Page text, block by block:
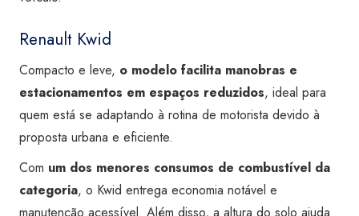
Renault Kwid
Compacto e leve, o modelo facilita manobras e
estacionamentos em espaços reduzidos, ideal para
quem está se adaptando à rotina de motorista devido à
proposta urbana e eficiente.
Com um dos menores consumos de combustível da
categoria, o Kwid entrega economia notável e
manutenção acessível. Além disso, a altura do solo ajuda